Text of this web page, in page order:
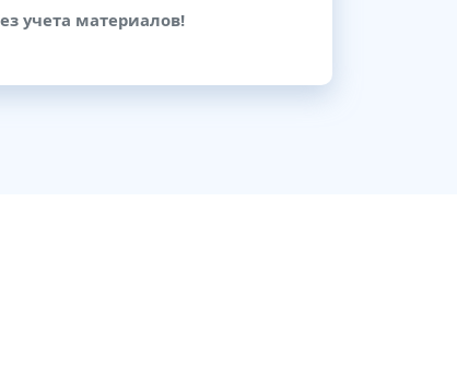
учета материалов!